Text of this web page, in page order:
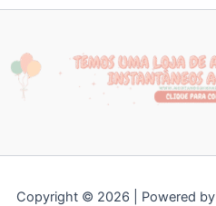
Copyright © 2026 | Powered by